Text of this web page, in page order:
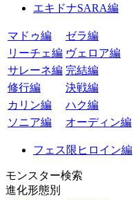
エキドナSARA編
マドゥ編
ゼラ編
リーチェ編 ヴェロア編
サレーネ編 完結編
修行編
決戦編
カリン編
ハク編
ソニア編
オーディン編
フェス限ヒロイン編
モンスター検索
進化形態別